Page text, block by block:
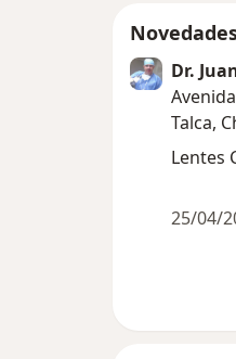
Dr.
Talca,
Lentes
25/04/